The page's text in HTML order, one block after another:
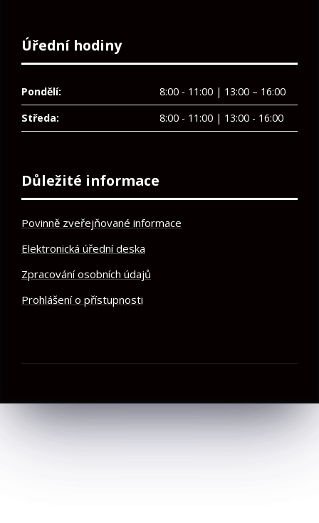
Úřední hodiny
Pondělí:
8:00 - 11:00 | 13:00 – 16:00
Středa:
8:00 - 11:00 | 13:00 - 16:00
Důležité informace
Povinně zveřejňované informace
Elektronická úřední deska
Zpracování osobních údajů
Prohlášení o přístupnosti